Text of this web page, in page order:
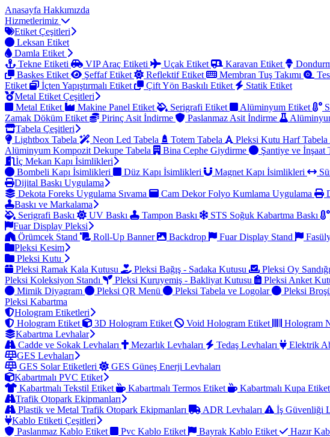
Anasayfa Hakkımızda
Hizmetlerimiz
Etiket Çeşitleri
Leksan Etiket
Damla Etiket
Tekne Etiketi
VIP Araç Etiketi Uçak Etiket Karavan Etiket
Baskes Etiket
Şeffaf Etiket Reflektif Etiket Membran Tuş Takımı
Etiket
İçten Yapıştırmalı Etiket Çift Yön Baskılı Etiket
Statik Etiket
Metal Etiket Çeşitleri
Metal Etiket
Makine Panel Etiket Serigrafi Etiket Alüminyum Etiket
Zamak Döküm Etiket
Pirinç Asit İndirme Paslanmaz Asit İndirme
Tabela Çeşitleri
Lightbox Tabela
Neon Led Tabela Totem Tabela Pleksi Kutu Harf Tabela
Alüminyum Kompozit Dekupe Tabela
Bina Cephe Giydirme
Şantiye ve İnşaat
İç Mekan Kapı İsimlikleri
Bombeli Kapı İsimlikleri
Düz Kapı İsimlikleri Magnet Kapı İsimlikleri
Dijital Baskı Uygulama
Dekota Foreks Uygulama Sıvama
Cam Dekor Folyo Kumlama Uygulama
Baskı ve Markalama
Serigrafi Baskı
UV Baskı Tampon Baskı STS Soğuk Kabartma Baskı
Fuar Display Pleksi
Örümcek Stand
Roll-Up Banner Backdrop Fuar Display Stand
Pleksi Kesim
Pleksi Kutu
Pleksi Ramak Kala Kutusu
Pleksi Bağış - Sadaka Kutusu Pleksi Oy Sandığı
Pleksi Koleksiyon Standı
Pleksi Kuruyemiş - Bakliyat Kutusu Pleksi Anket
Mimik Diyagram
Pleksi QR Menü Pleksi Tabela ve Logolar Pleksi
Pleksi Kabartma
Hologram Etiketleri
Hologram Etiket
3D Hologram Etiket Void Hologram Etiket
Hologram
Kabartma Levhalar
Cadde ve Sokak Levhaları
Mezarlık Levhaları Tedaş Levhaları Elektrik
GES Levhaları
GES Solar Etiketleri
GES Güneş Enerji Levhaları
Kabartmalı PVC Etiket
Kabartmalı Tekstil Etiket
Kabartmalı Termos Etiket Kabartmalı Kupa Etiket
Trafik Otopark Ekipmanları
Plastik ve Metal Trafik Otopark Ekipmanları
ADR Levhaları İş Güvenliği
Kablo Etiketi Çeşitleri
Paslanmaz Kablo Etiket
Pvc Kablo Etiket Bayrak Kablo Etiket Hazır